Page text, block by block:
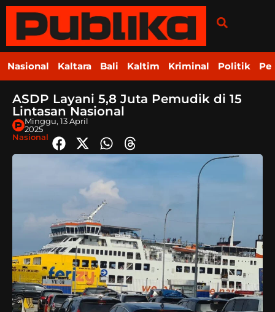
Nasional Kaltara Bali Kaltim Kriminal Politik
ASDP Layani 5,8 Juta Pemudik di 15
Lintasan Nasional
Minggu, 13 April
2025
Nasional